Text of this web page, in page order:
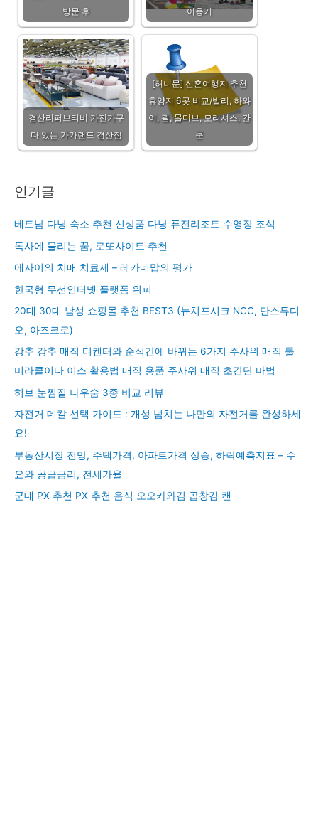
방문 후
이용기
경산리퍼브티비 가전가구
다 있는 가가랜드 경산점
[허니문] 신혼여행지 추천
휴양지 6곳 비교/발리, 하와
이, 괌, 몰디브, 모리셔스, 칸
쿤
인기글
베트남 다낭 숙소 추천 신상품 다낭 퓨전리조트 수영장 조식
독사에 물리는 꿈, 로또사이트 추천
에자이의 치매 치료제 – 레카네맙의 평가
한국형 무선인터넷 플랫폼 위피
20대 30대 남성 쇼핑몰 추천 BEST3 (뉴치프시크 NCC, 단스튜디
오, 아즈크로)
강추 강추 매직 디켄터와 순식간에 바뀌는 6가지 주사위 매직 툴
미라클이다 이스 활용법 매직 용품 주사위 매직 초간단 마법
허브 눈찜질 나우숨 3종 비교 리뷰
자전거 데칼 선택 가이드 : 개성 넘치는 나만의 자전거를 완성하세
요!
부동산시장 전망, 주택가격, 아파트가격 상승, 하락예측지표 – 수
요와 공급금리, 전세가율
군대 PX 추천 PX 추천 음식 오오카와김 곱창김 캔